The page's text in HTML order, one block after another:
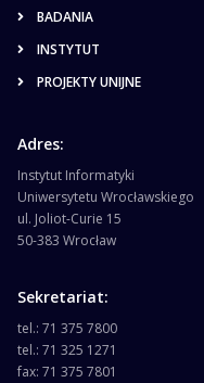
BADANIA
INSTYTUT
PROJEKTY UNIJNE
Adres:
Instytut Informatyki
Uniwersytetu Wrocławskiego
ul. Joliot-Curie 15
50-383 Wrocław
Sekretariat:
tel.: 71 375 7800
tel.: 71 325 1271
fax: 71 375 7801